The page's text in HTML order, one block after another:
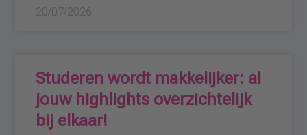
20/07/2026
Studeren wordt makkelijker: al
jouw highlights overzichtelijk
bij elkaar!